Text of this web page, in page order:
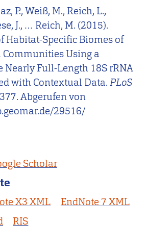
P., Weiß, M., Reich, L.,
J., … Reich, M. (2015).
Habitat-Specific Biomes of
Using a
Nearly Full-Length 18S rRNA
with Contextual Data.PLoS
Abgerufen von
29516/
Scholar
X3 XML
EndNote 7 XML
RIS